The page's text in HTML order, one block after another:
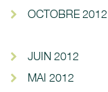
OCTOBRE 2012
JUIN 2012
MAI 2012